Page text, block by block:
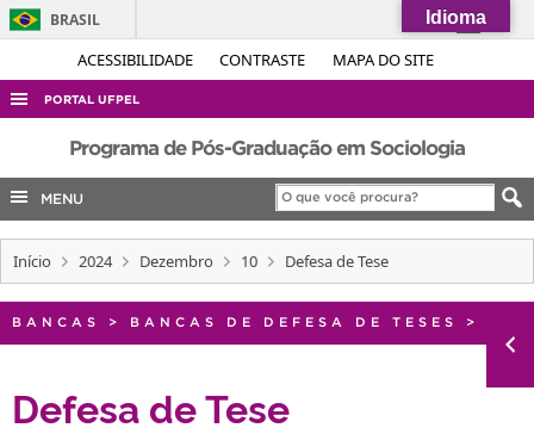
ACESSIBILIDADE CONTRASTE MAPA DO SITE
BRASIL
Simplifique!
Acesso à informação
Legislação
Canais
PORTAL UFPEL
ACESSO À INFORMAÇÃO
AUDITORIA
COBALTO
CONCURSOS
EDITAIS
INTERNACIONAL
PORTARIAS
Programa de Pós-Graduação em Sociologia
MENU
Início 2024 Dezembro 10 Defesa de Tese
BANCAS > BANCAS DE DEFESA DE TESES >
Defesa de Tese
Idioma